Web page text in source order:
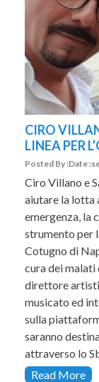
CIRO
LINEA PER
Posted By :Date
Ciro Villano e
aiutare la lotta
emergenza, la
strumento per
Cotugno di
cura dei
direttore
musicato ed
sulla
saranno
attraverso lo
Read More